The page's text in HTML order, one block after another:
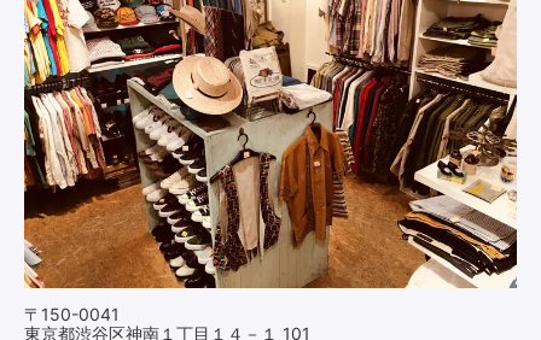
〒150-0041
東京都渋谷区神南１丁目１４－１ 101